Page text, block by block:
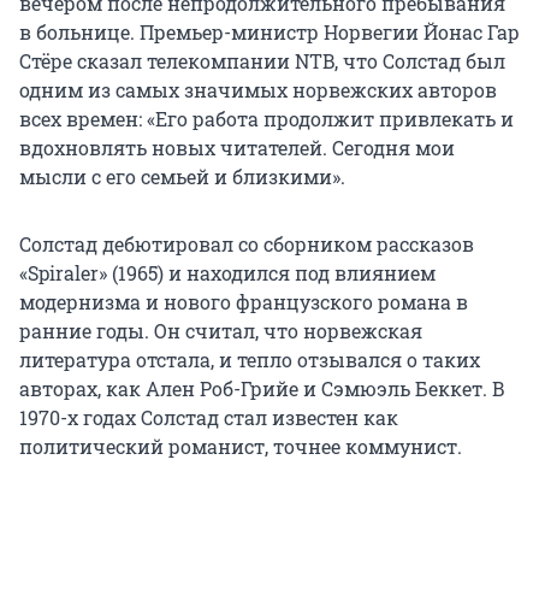
в больнице. Премьер-министр Норвегии Йонас Гар
Стёре сказал телекомпании NTB, что Солстад был
одним из самых значимых норвежских авторов
всех времен: «Его работа продолжит привлекать и
вдохновлять новых читателей. Сегодня мои
мысли с его семьей и близкими».
Солстад дебютировал со сборником рассказов
«Spiraler» (1965) и находился под влиянием
модернизма и нового французского романа в
ранние годы. Он считал, что норвежская
литература отстала, и тепло отзывался о таких
авторах, как Ален Роб-Грийе и Сэмюэль Беккет. В
1970-х годах Солстад стал известен как
политический романист, точнее коммунист.